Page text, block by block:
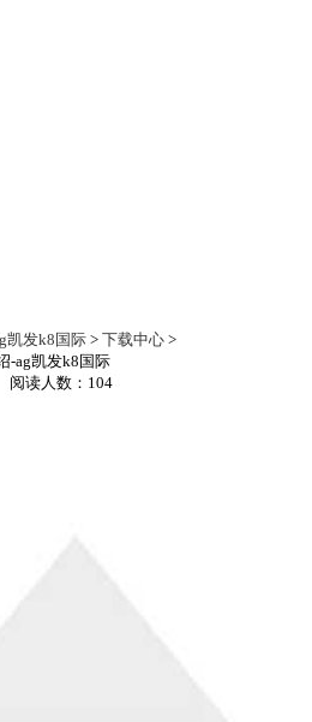
凯发k8国际 > 下载中心 >
-ag凯发k8国际
读人数：104